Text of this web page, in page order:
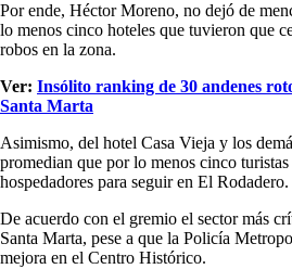
Por ende, Héctor Moreno, no dejó de
lo menos cinco hoteles que tuvieron que
robos en la zona.
Ver: Insólito ranking de 30 andenes
Santa Marta
Asimismo, del hotel Casa Vieja y los
promedian que por lo menos cinco
hospedadores para seguir en El Rodadero.
De acuerdo con el gremio el sector más
Santa Marta, pese a que la Policía
mejora en el Centro Histórico.